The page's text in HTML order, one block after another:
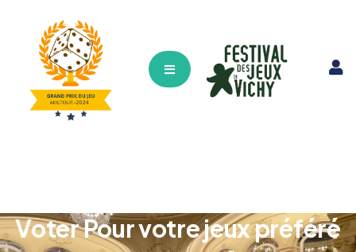
Hamburger Toggle Menu
Voter Pour votre jeux préféré